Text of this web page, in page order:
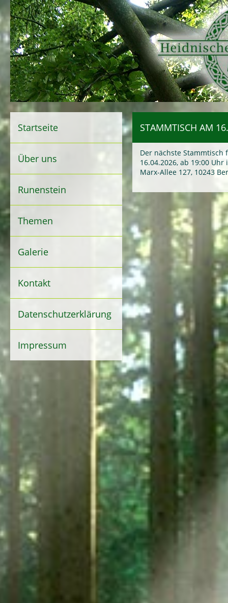
Startseite
Über uns
Runenstein
Themen
Galerie
Kontakt
Datenschutzerklärung
Impressum
STAMMTISCH AM
Der nächste Stammtisch
16.04.2026, ab 19:00
Marx-Allee 127, 10243